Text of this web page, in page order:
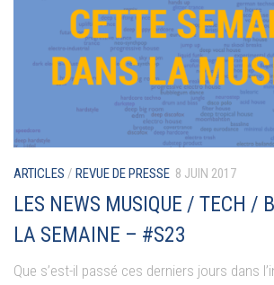
ARTICLES / REVUE DE PRESSE 8 JUIN 2017
LES NEWS MUSIQUE / TECH /
LA SEMAINE – #S23
Que s’est-il passé ces derniers jours dans